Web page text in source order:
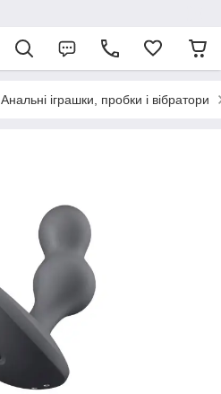
Анальні іграшки, пробки і вібратори